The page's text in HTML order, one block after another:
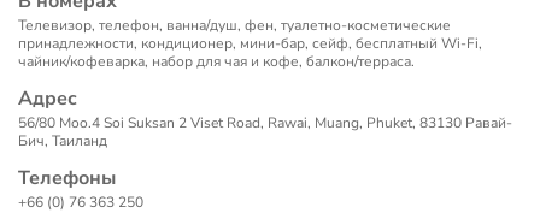
Телевизор, телефон, ванна/душ, фен, туалетно-косметические
принадлежности, кондиционер, мини-бар, сейф, бесплатный Wi-Fi,
чайник/кофеварка, набор для чая и кофе, балкон/терраса.
Адрес
56/80 Moo.4 Soi Suksan 2 Viset Road, Rawai, Muang, Phuket, 83130 Равай-
Бич, Таиланд
Телефоны
+66 (0) 76 363 250